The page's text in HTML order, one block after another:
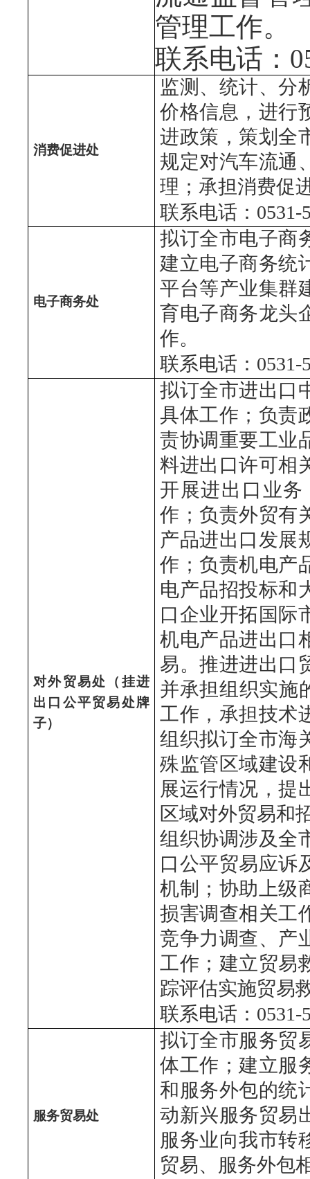
管理工作。
联系电话：
消费促进处
监测、统计、分
价格信息，进行
进政策，策划全
规定对汽车流通
理；承担消费促
联系电话：0531-
电子商务处
拟订全市电子商
建立电子商务统
平台等产业集群
育电子商务龙头
作。
联系电话：0531-
对外贸易处（挂进
出口公平贸易处牌
子）
拟订全市进出口
具体工作；负责
责协调重要工业
料进出口许可相
开展进出口业
作；负责外贸有
产品进出口发展
作；负责机电产
电产品招投标和
口企业开拓国际
机电产品进出口
易。推进进出口
并承担组织实施
工作，承担技术
组织拟订全市海
殊监管区域建设
展运行情况，提
区域对外贸易和
组织协调涉及全
口公平贸易应诉
机制；协助上级
损害调查相关工
竞争力调查、产
工作；建立贸易
踪评估实施贸易
联系电话：0531-
服务贸易处
拟订全市服务贸
体工作；建立服
和服务外包的统
动新兴服务贸易
服务业向我市转
贸易、服务外包